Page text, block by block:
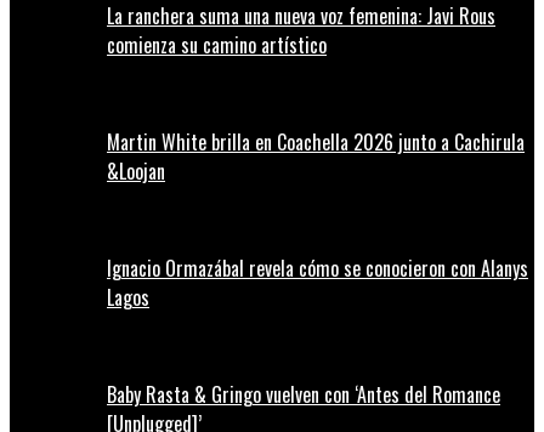
La ranchera suma una nueva voz femenina: Javi Rous
comienza su camino artístico
Martin White brilla en Coachella 2026 junto a Cachirula
&Loojan
Ignacio Ormazábal revela cómo se conocieron con Alanys
Lagos
Baby Rasta & Gringo vuelven con ‘Antes del Romance
[Unplugged]’